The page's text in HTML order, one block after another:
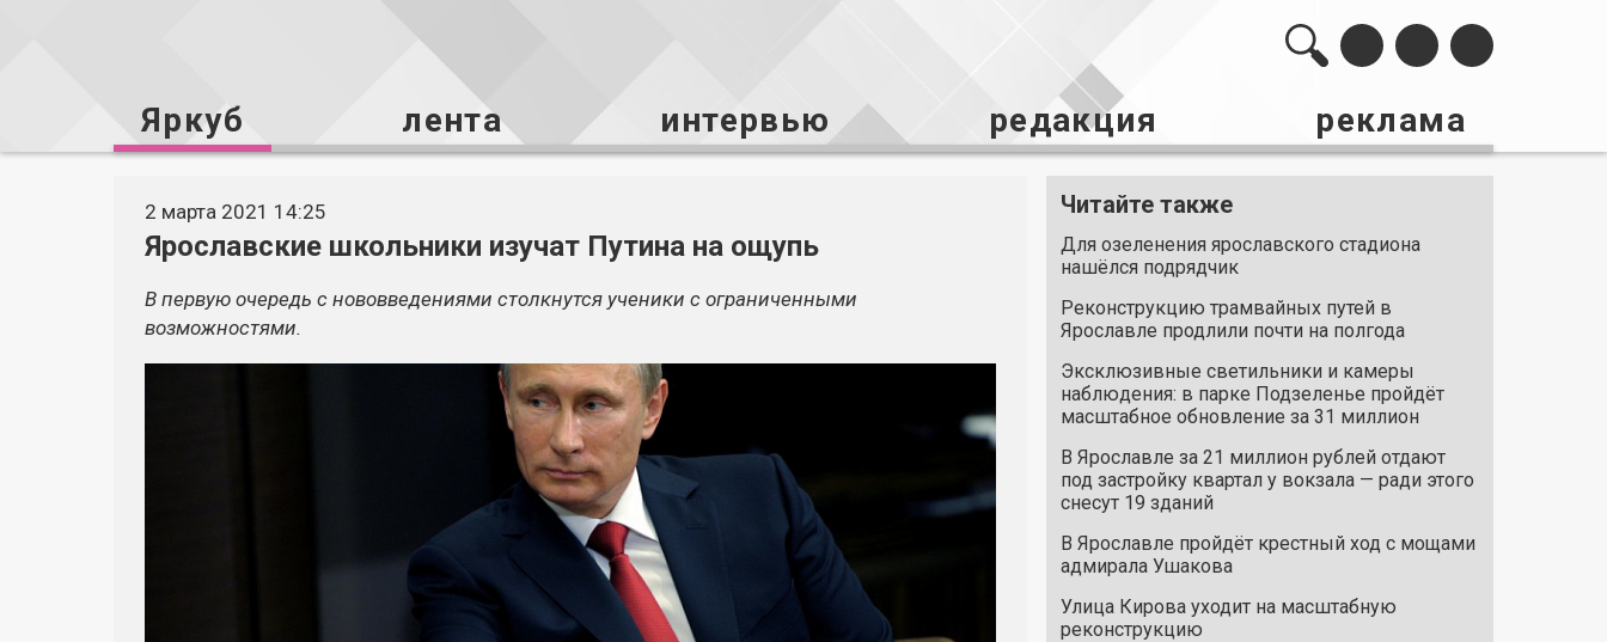
Яркуб лента интервью редакция реклама
2 марта 2021 14:25
Ярославские школьники изучат Путина на ощупь
В первую очередь с нововведениями столкнутся ученики с ограниченными
возможностями.
Читайте также
Для озеленения ярославского стадиона
нашёлся подрядчик
Реконструкцию трамвайных путей в
Ярославле продлили почти на полгода
Эксклюзивные светильники и камеры
наблюдения: в парке Подзеленье пройдёт
масштабное обновление за 31 миллион
В Ярославле за 21 миллион рублей отдают
под застройку квартал у вокзала — ради этого
снесут 19 зданий
В Ярославле пройдёт крестный ход с мощами
адмирала Ушакова
Улица Кирова уходит на масштабную
реконструкцию